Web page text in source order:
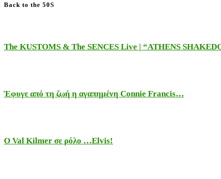
Back to the 50S
The KUSTOMS & The SENCES Live | “ATHENS
Έφυγε από τη ζωή η αγαπημένη Connie Francis…
Ο Val Kilmer σε ρόλο …Elvis!